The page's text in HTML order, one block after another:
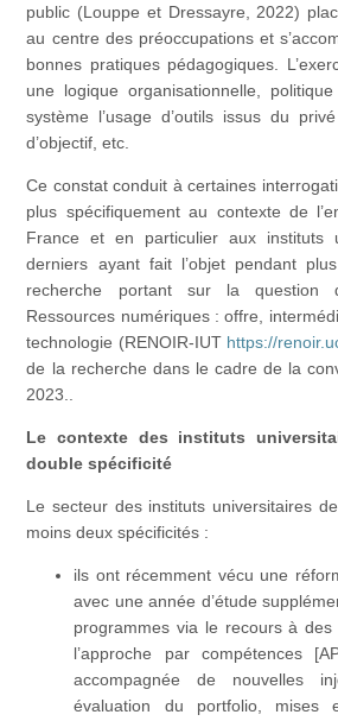
public (Louppe et Dressayre, 2022)
au centre des préoccupations et
bonnes pratiques pédagogiques.
une logique organisationnelle,
système l’usage d’outils issus du
d’objectif, etc.
Ce constat conduit à certaines
plus spécifiquement au contexte de
France et en particulier aux instituts
derniers ayant fait l’objet pendant
recherche portant sur la question
Ressources numériques : offre,
technologie (RENOIR-IUT https://
de la recherche dans le cadre de la
2023..
Le contexte des instituts
double spécificité
Le secteur des instituts universitaires
moins deux spécificités :
ils ont récemment vécu une
avec une année d’étude
programmes via le recours à
l’approche par compétences
accompagnée de nouvelles
évaluation du portfolio, mises